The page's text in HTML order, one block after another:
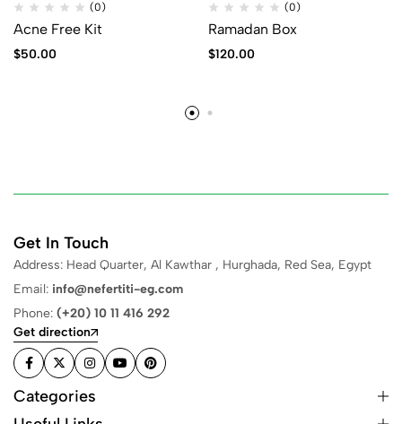
(0)
Acne Free Kit
$50.00
(0)
Ramadan Box
$120.00
Get In Touch
Address: Head Quarter, Al Kawthar , Hurghada, Red Sea, Egypt
Email: info@nefertiti-eg.com
Phone: (+20) 10 11 416 292
Get direction
Categories